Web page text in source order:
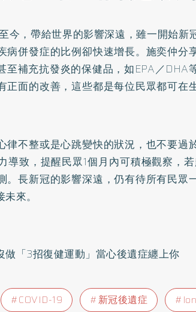
今，帶給世界的影響深遠，雖一開始新
病併發症的比例卻快速增長。施奕仲分
至補充抗發炎的保健品，如EPA／DHA
正面的改善，這些都是每位民眾都可在
律不整或是心跳變快的狀況，也不要過
導致，提醒民眾1個月內可積極觀察，
。長新冠的影響深遠，仍有待所有民眾
來。
「3招復健運動」當心後遺症纏上你
COVID-19 新冠後遺症